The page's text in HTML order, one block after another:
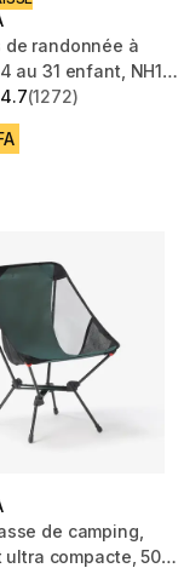
de randonnée à
au 31 enfant, NH100
4.7
5 stars from 1272
(1272)
de camping,
ultra compacte, 500